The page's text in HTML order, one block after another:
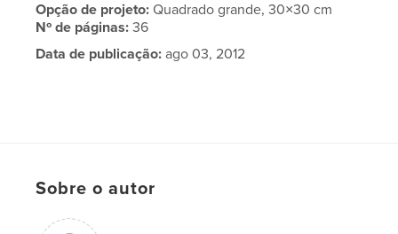
Opção de projeto:Quadrado grande, 30×30 cm
Nº de páginas:36
Data de publicação: ago 03, 2012
Sobre o autor